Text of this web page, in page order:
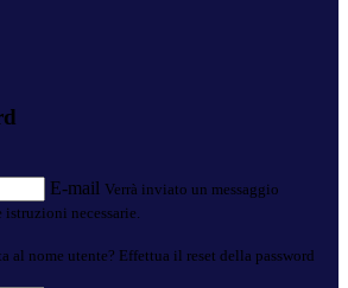
E-mail Verrà inviato un messaggio
necessarie.
al nome utente? Effettua il reset della password